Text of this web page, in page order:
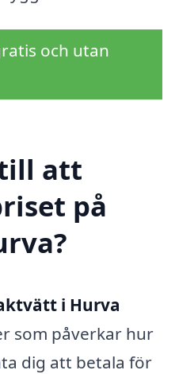
och utan
att
på
i Hurva
som påverkar hur
dig att betala för